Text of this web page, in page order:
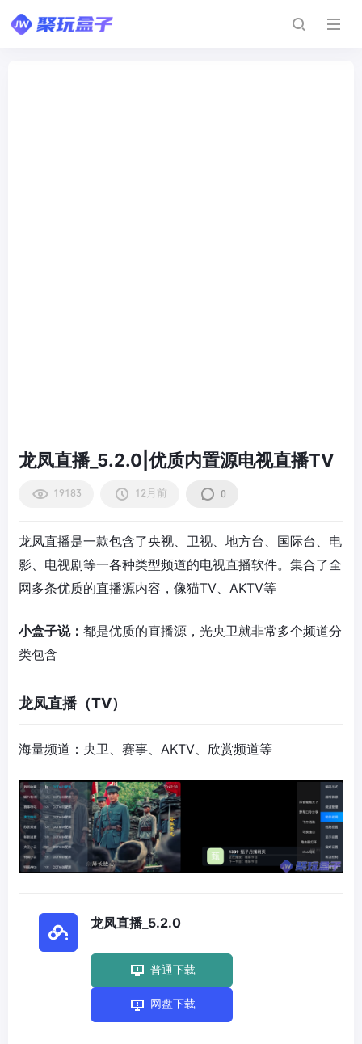
龙凤直播_5.2.0|优质内置源电视直播TV
19183 12月前 0
龙凤直播是一款包含了央视、卫视、地方台、国际台、电
影、电视剧等一各种类型频道的电视直播软件。集合了全
网多条优质的直播源内容，像猫TV、AKTV等
小盒子说： 都是优质的直播源，光央卫就非常多个频道分
类包含
龙凤直播（TV）
海量频道：央卫、赛事、AKTV、欣赏频道等
龙凤直播_5.2.0
普通下载
网盘下载